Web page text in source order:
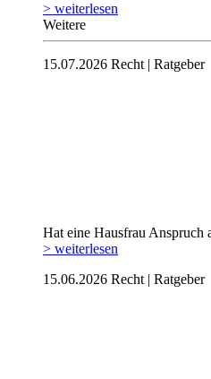
> weiterlesen
Weitere
15.07.2026 Recht | Ratgeber
Hat eine Hausfrau Anspruch
> weiterlesen
15.06.2026 Recht | Ratgeber